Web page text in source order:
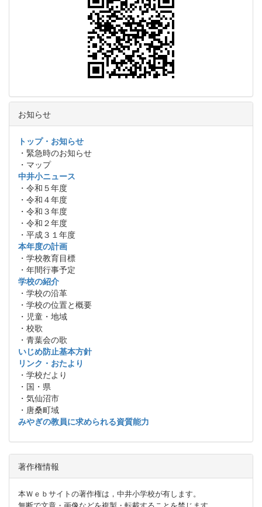
お知らせ
トップ・お知らせ
・緊急時のお知らせ
・マップ
中井小ニュース
・令和５年度
・令和４年度
・令和３年度
・令和２年度
・平成３１年度
本年度の計画
・学校教育目標
・年間行事予定
学校の紹介
・学校の沿革
・学校の位置と概要
・児童・地域
・校歌
・青葉会の歌
いじめ防止基本方針
リンク・おたより
・学校だより
・国・県
・気仙沼市
・唐桑町域
みやぎの教員に求められる資質能力
著作権情報
本Ｗｅｂサイトの著作権は，中井小学校が有します。